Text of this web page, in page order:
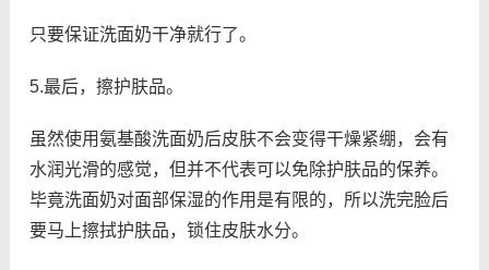
只要保证洗面奶干净就行了。
5.最后，擦护肤品。
虽然使用氨基酸洗面奶后皮肤不会变得干燥紧绷，会有
水润光滑的感觉，但并不代表可以免除护肤品的保养。
毕竟洗面奶对面部保湿的作用是有限的，所以洗完脸后
要马上擦拭护肤品，锁住皮肤水分。